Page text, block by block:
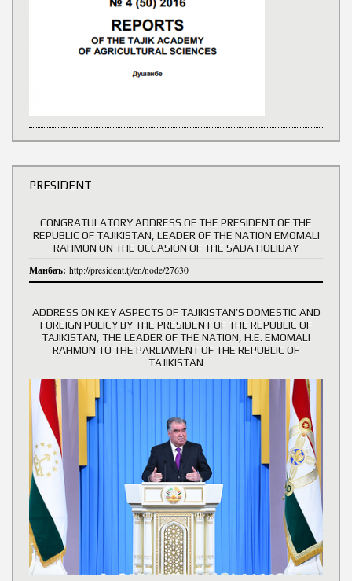
PRESIDENT
CONGRATULATORY ADDRESS OF THE PRESIDENT OF THE
REPUBLIC OF TAJIKISTAN, LEADER OF THE NATION EMOMALI
RAHMON ON THE OCCASION OF THE SADA HOLIDAY
Манбаъ: http://president.tj/en/node/27630
ADDRESS ON KEY ASPECTS OF TAJIKISTAN’S DOMESTIC AND
FOREIGN POLICY BY THE PRESIDENT OF THE REPUBLIC OF
TAJIKISTAN, THE LEADER OF THE NATION, H.E. EMOMALI
RAHMON TO THE PARLIAMENT OF THE REPUBLIC OF
TAJIKISTAN